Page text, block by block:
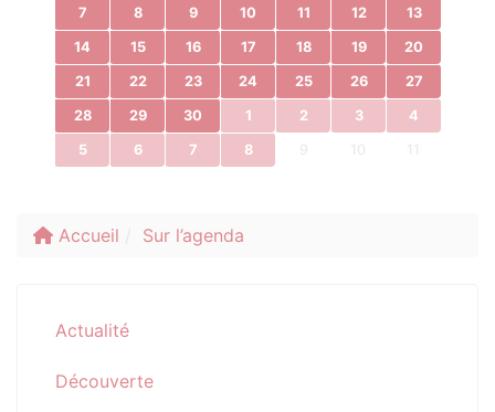
7 8 9 10 11 12 13
14 15 16 17 18 19 20
21 22 23 24 25 26 27
28 29 30 1 2 3 4
5 6 7 8 9 10
Accueil Sur l’agenda
Actualité
Découverte